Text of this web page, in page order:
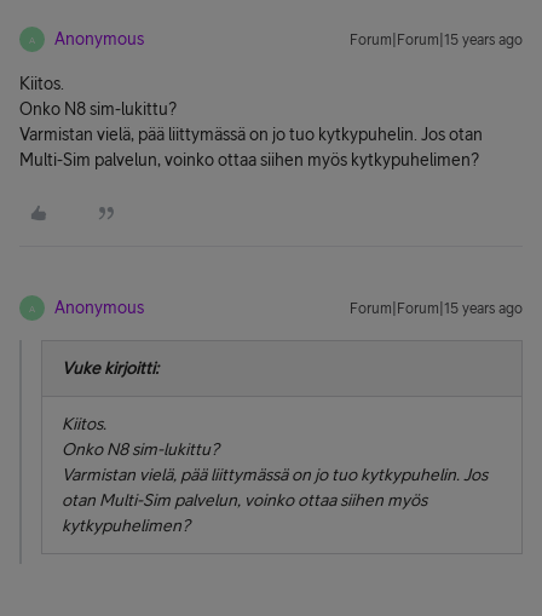
A Anonymous Forum|Forum|15 years ago
Kiitos.
Onko N8 sim-lukittu?
Varmistan vielä, pää liittymässä on jo tuo kytkypuhelin. Jos otan
Multi-Sim palvelun, voinko ottaa siihen myös kytkypuhelimen?
A Anonymous Forum|Forum|15 years ago
Vuke kirjoitti:
Kiitos.
Onko N8 sim-lukittu?
Varmistan vielä, pää liittymässä on jo tuo kytkypuhelin. Jos
otan Multi-Sim palvelun, voinko ottaa siihen myös
kytkypuhelimen?